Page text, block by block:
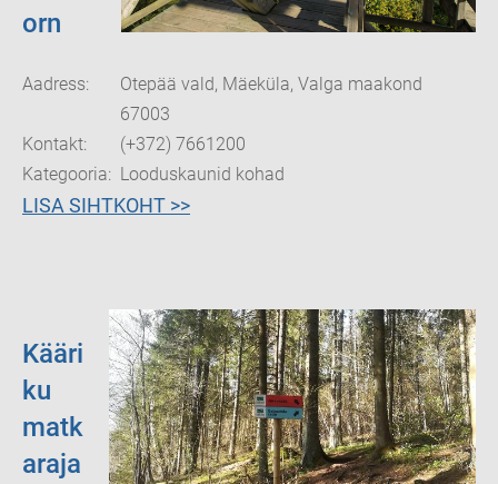
orn
Aadress:
Otepää vald, Mäeküla, Valga maakond
67003
Kontakt:
(+372) 7661200
Kategooria: Looduskaunid kohad
LISA SIHTKOHT >>
Kääri
ku
matk
araja